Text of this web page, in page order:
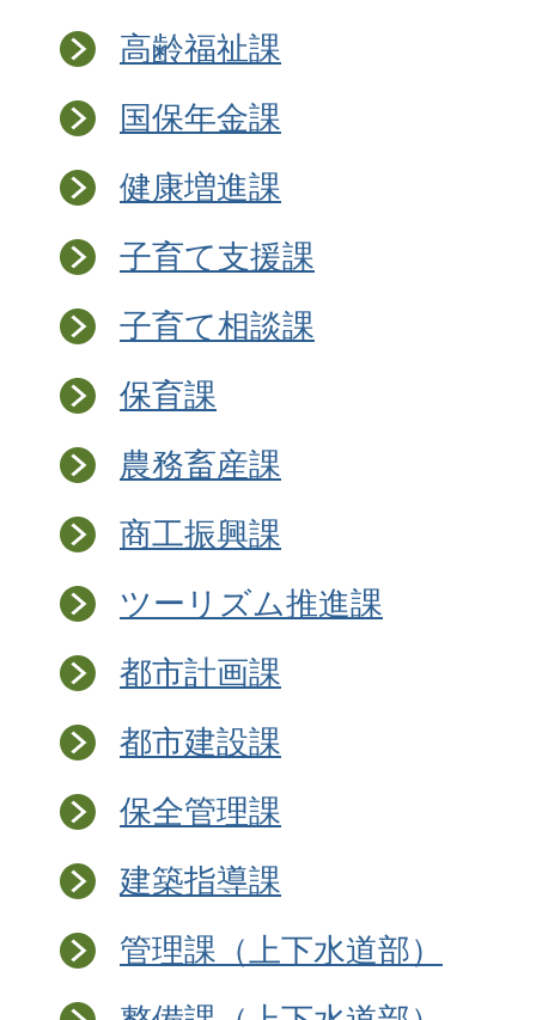
高齢福祉課
国保年金課
健康増進課
子育て支援課
子育て相談課
保育課
農務畜産課
商工振興課
ツーリズム推進課
都市計画課
都市建設課
保全管理課
建築指導課
管理課（上下水道部）